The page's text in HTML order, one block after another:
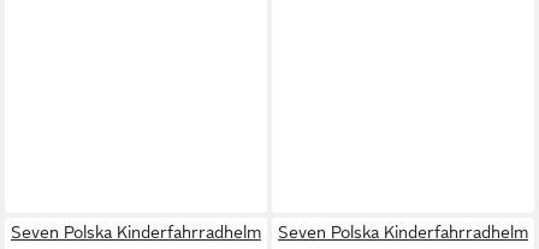
Seven Polska Kinderfahrradhelm
Seven Polska Kinderfahrradhelm